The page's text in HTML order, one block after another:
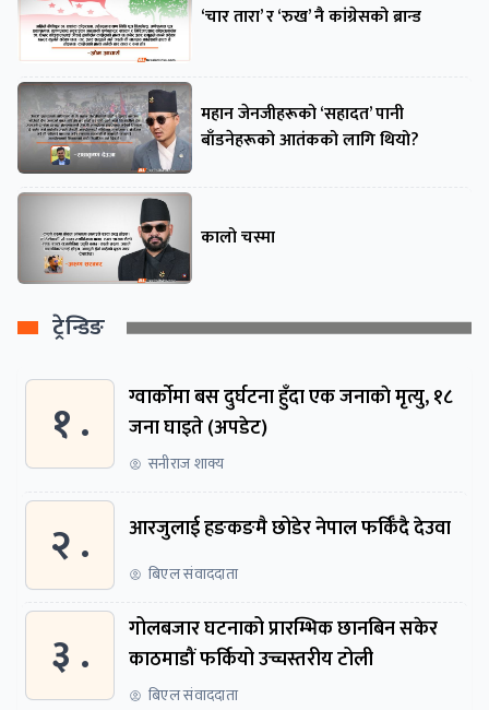
‘चार तारा’ र ‘रुख’ नै कांग्रेसको ब्रान्ड
महान जेनजीहरूको ‘सहादत’ पानी
बाँडनेहरूको आतंकको लागि थियो?
कालो चस्मा
ट्रेन्डिङ
१ .
ग्वार्काेमा बस दुर्घटना हुँदा एक जनाकाे मृत्यु, १८
जना घाइते (अपडेट)
सनीराज शाक्य
२ . आरजुलाई हङकङमै छोडेर नेपाल फर्किँदै देउवा
बिएल संवाददाता
३ .
गोलबजार घटनाको प्रारम्भिक छानबिन सकेर
काठमाडौं फर्कियो उच्चस्तरीय टोली
बिएल संवाददाता